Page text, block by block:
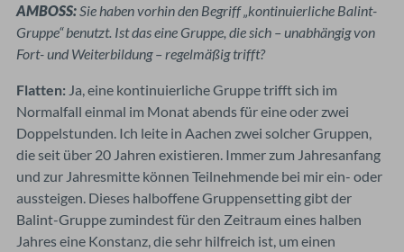
AMBOSS: Sie haben vorhin den Begriff „kontinuierliche Balint-
Gruppe“ benutzt. Ist das eine Gruppe, die sich – unabhängig von
Fort- und Weiterbildung – regelmäßig trifft?
Flatten: Ja, eine kontinuierliche Gruppe trifft sich im
Normalfall einmal im Monat abends für eine oder zwei
Doppelstunden. Ich leite in Aachen zwei solcher Gruppen,
die seit über 20 Jahren existieren. Immer zum Jahresanfang
und zur Jahresmitte können Teilnehmende bei mir ein- oder
aussteigen. Dieses halboffene Gruppensetting gibt der
Balint-Gruppe zumindest für den Zeitraum eines halben
Jahres eine Konstanz, die sehr hilfreich ist, um einen